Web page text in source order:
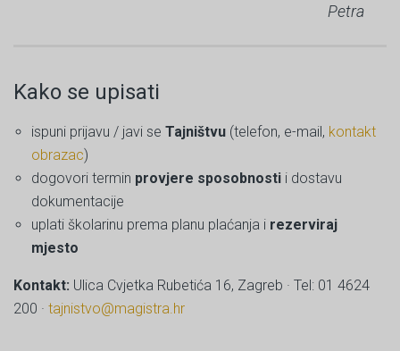
Petra
Kako se upisati
ispuni prijavu / javi se Tajništvu (telefon, e-mail, kontakt
obrazac)
dogovori termin provjere sposobnosti i dostavu
dokumentacije
uplati školarinu prema planu plaćanja i rezerviraj
mjesto
Kontakt: Ulica Cvjetka Rubetića 16, Zagreb · Tel: 01 4624
200 · tajnistvo@magistra.hr